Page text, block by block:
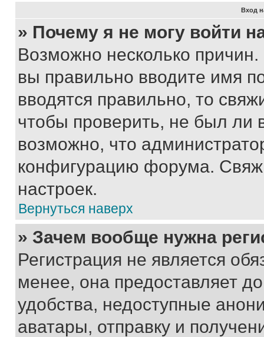
Вход
» Почему я не могу войти
Возможно несколько
вы правильно вводите имя
вводятся правильно, то
чтобы проверить, не был ли
возможно, что
конфигурацию форума.
настроек.
Вернуться наверх
» Зачем вообще нужна
Регистрация не является
менее, она предоставляет
удобства, недоступные
аватары, отправку и